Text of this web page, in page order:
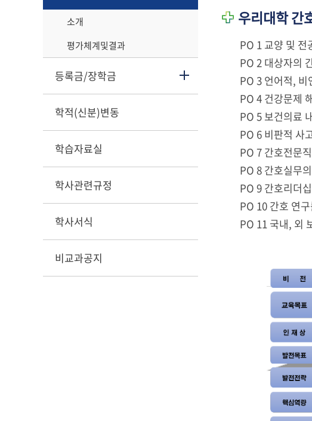
소개
평가체계및결과
등록금/장학금
학적(신분)변동
학습자료실
학사관련규정
학사서식
비교과공지
우리대학 간
PO 1 교양 및 전
PO 2 대상자의
PO 3 언어적,
PO 4 건강문제
PO 5 보건의료
PO 6 비판적 사
PO 7 간호전문
PO 8 간호실무
PO 9 간호리더
PO 10 간호 연
PO 11 국내, 외